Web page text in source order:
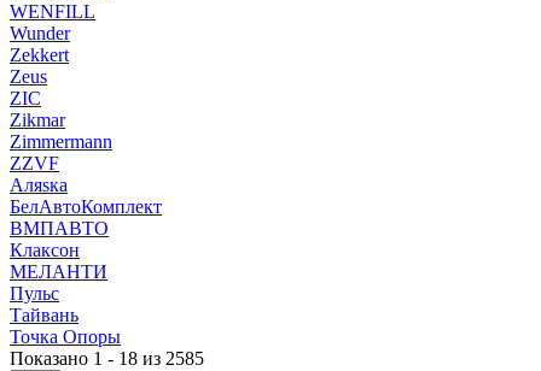
WENFILL
Wunder
Zekkert
Zeus
ZIC
Zikmar
Zimmermann
ZZVF
Аляsка
БелАвтоКомплект
ВМПАВТО
Клаксон
МЕЛАНТИ
Пульс
Тайвань
Точка Опоры
Показано 1 - 18 из 2585